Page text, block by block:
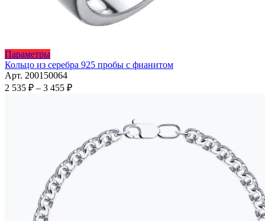
ПараметрыЭтот
товар
имеет
несколько
странице
товара.
Кольцо из серебра 925 пробы с фианитом
Арт. 200150064
2 535 ₽ – 3 455 ₽Диапазон
455 ₽